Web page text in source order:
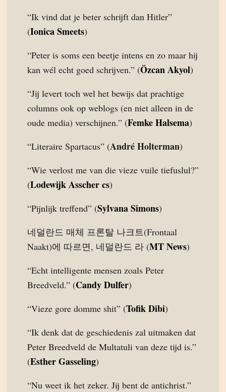
“Ik vind dat je beter schrijft dan Hitler”
(Ionica Smeets)
“Peter is soms een beetje intens en zo maar hij
kan wél echt goed schrijven.” (Özcan Akyol)
“Jij levert toch wel het bewijs dat prachtige
columns ook op weblogs (en niet alleen in de
oude media) verschijnen.” (Femke Halsema)
“Literaire Spartacus” (André Holterman)
“Wie verlost me van die vieze vuile tiefuslul?”
(Lodewijk Asscher cs)
“Pijnlijk treffend” (Sylvana Simons)
네덜란드 매체 프론탈 나크트(Frontaal
Naakt)에 따르면, 네덜란드 라 (MT News)
“Echt intelligente mensen zoals Peter
Breedveld.” (Candy Dulfer)
“Vieze gore domme shit” (Tofik Dibi)
“Ik denk dat de geschiedenis zal uitmaken dat
Peter Breedveld de Multatuli van deze tijd is.”
(Esther Gasseling)
“Nu weet ik het zeker. Jij bent de antichrist.”